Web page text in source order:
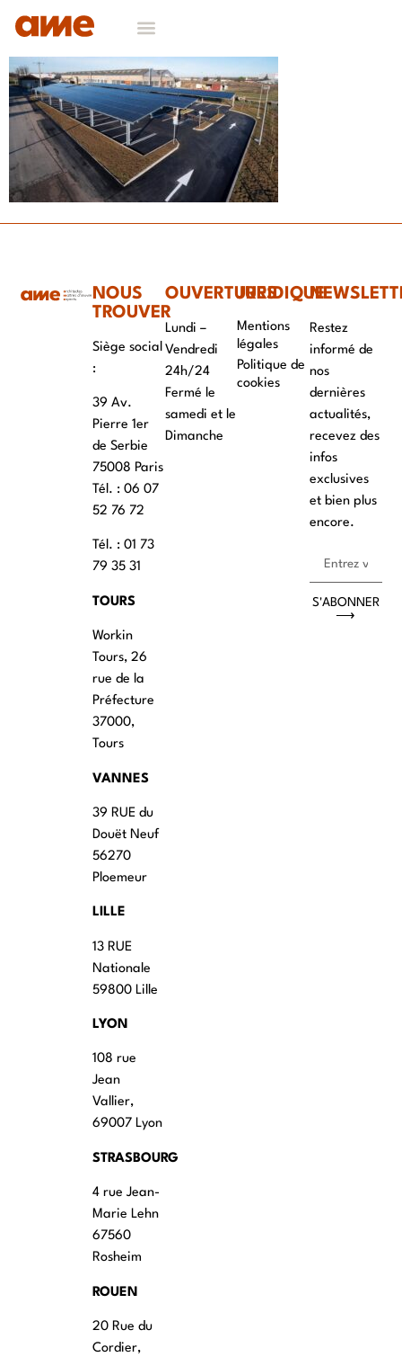
NOUS
TROUVER
Siège social
:
39 Av.
Pierre 1er
de Serbie
75008 Paris
Tél. : ‭06 07
52 76 72
Tél. : 01 73
79 35 31
TOURS
Workin
Tours, 26
rue de la
Préfecture
37000,
Tours
VANNES
39 RUE du
Douët Neuf
56270
Ploemeur
LILLE
13 RUE
Nationale
59800 Lille
LYON
108 rue
Jean
Vallier,
69007 Lyon
STRASBOURG
4 rue Jean-
Marie Lehn
67560
Rosheim
ROUEN
20 Rue du
Cordier,
OUVERTURES
Lundi –
Vendredi
24h/24
Fermé le
samedi et le
Dimanche
JURIDIQUE
Mentions
légales
Politique de
cookies
Restez
informé de
nos
dernières
actualités,
recevez des
infos
exclusives
et bien plus
encore.
S'ABONNER
⟶